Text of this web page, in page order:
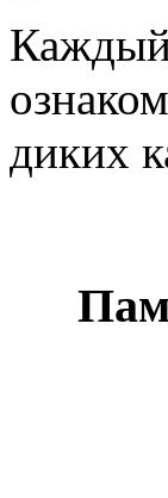
диких